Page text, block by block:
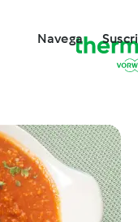
Navega